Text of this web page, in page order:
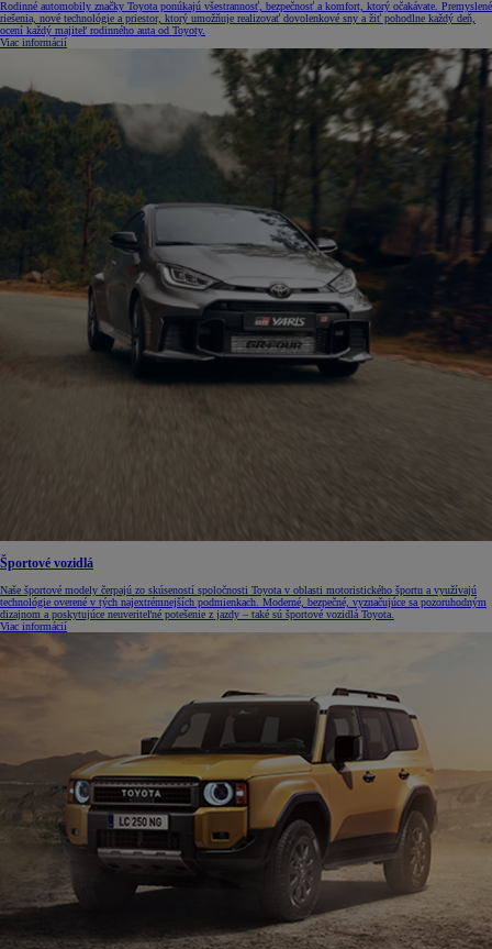
Rodinné automobily značky Toyota ponúkajú všestrannosť, bezpečnosť a komfort, ktorý očakávate. Premyslené
riešenia, nové technológie a priestor, ktorý umožňuje realizovať dovolenkové sny a žiť pohodlne každý deň,
ocení každý majiteľ rodinného auta od Toyoty.
Viac informácií
Športové vozidlá
Naše športové modely čerpajú zo skúseností spoločnosti Toyota v oblasti motoristického športu a využívajú
technológie overené v tých najextrémnejších podmienkach. Moderné, bezpečné, vyznačujúce sa pozoruhodným
dizajnom a poskytujúce neuveriteľné potešenie z jazdy – také sú športové vozidlá Toyota.
Viac informácií